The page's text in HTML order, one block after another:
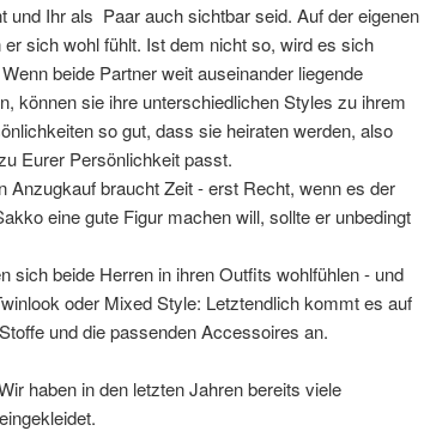
Ihr als Paar auch sichtbar seid. Auf der eigenen
sich wohl fühlt. Ist dem nicht so, wird es sich
beide Partner weit auseinander liegende
können sie ihre unterschiedlichen Styles zu ihrem
so gut, dass sie heiraten werden, also
Eurer Persönlichkeit passt.
braucht Zeit - erst Recht, wenn es der
eine gute Figur machen will, sollte er unbedingt
sich beide Herren in ihren Outfits wohlfühlen - und
oder Mixed Style: Letztendlich kommt es auf
und die passenden Accessoires an.
haben in den letzten Jahren bereits viele